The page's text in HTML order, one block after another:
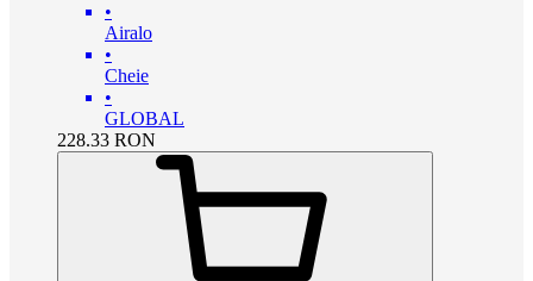
•
Airalo
•
Cheie
•
GLOBAL
228.33 RON